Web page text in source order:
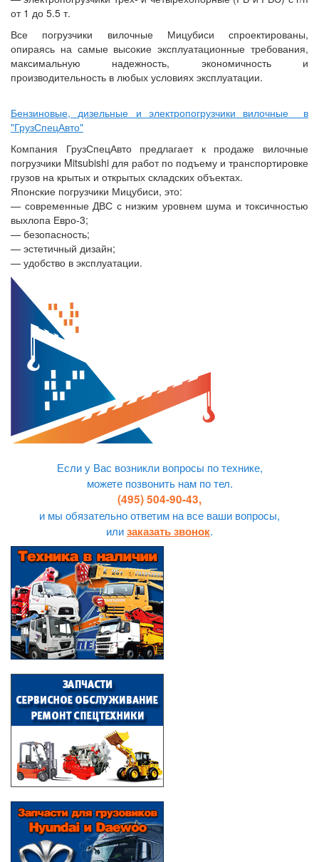
от 1 до 5.5 т.
Все погрузчики вилочные Мицубиси спроектированы,
опираясь на самые высокие эксплуатационные требования,
максимальную надежность, экономичность и
производительность в любых условиях эксплуатации.
Бензиновые, дизельные и электропогрузчики вилочные в
"ГрузСпецАвто"
Компания ГрузСпецАвто предлагает к продаже вилочные
погрузчики Mitsubishi для работ по подъему и транспортировке
грузов на крытых и открытых складских объектах.
Японские погрузчики Мицубиси, это:
— современные ДВС с низким уровнем шума и токсичностью
выхлопа Евро-3;
— безопасность;
— эстетичный дизайн;
— удобство в эксплуатации.
Если у Вас возникли вопросы по технике,
можете позвонить нам по тел.
(495) 504-90-43,
и мы обязательно ответим на все ваши вопросы,
илизаказать звонок.